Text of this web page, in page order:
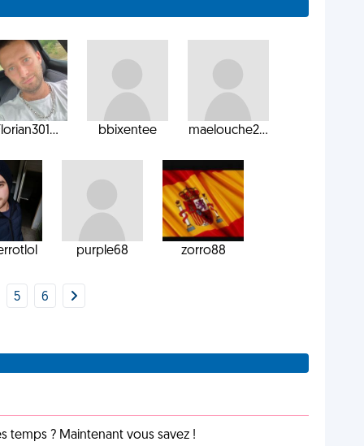
bbixentee maelouche2...
purple68 zorro88
5 6
temps ? Maintenant vous savez !